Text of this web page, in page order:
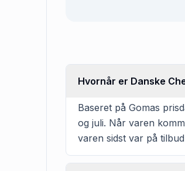
Hvornår er Danske
Baseret på Gomas
og juli. Når varen
varen sidst var på